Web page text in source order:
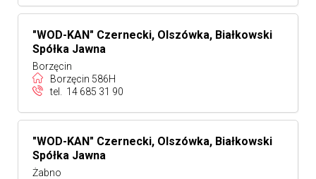
"WOD-KAN" Czernecki, Olszówka, Białkowski
Spółka Jawna
Borzęcin
Borzęcin 586H
tel.
14 685 31 90
"WOD-KAN" Czernecki, Olszówka, Białkowski
Spółka Jawna
Żabno